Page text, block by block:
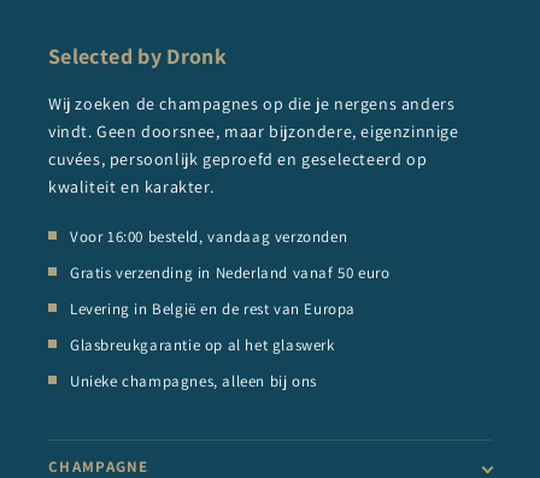
Selected by Dronk
Wij zoeken de champagnes op die je nergens anders
vindt. Geen doorsnee, maar bijzondere, eigenzinnige
cuvées, persoonlijk geproefd en geselecteerd op
kwaliteit en karakter.
Voor 16:00 besteld, vandaag verzonden
Gratis verzending in Nederland vanaf 50 euro
Levering in België en de rest van Europa
Glasbreukgarantie op al het glaswerk
Unieke champagnes, alleen bij ons
CHAMPAGNE